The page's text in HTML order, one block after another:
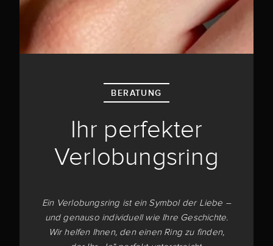
BERATUNG
Ihr perfekter
Verlobungsring
Ein Verlobungsring ist ein Symbol der Liebe –
und genauso individuell wie Ihre Geschichte.
Wir helfen Ihnen, den einen Ring zu finden,